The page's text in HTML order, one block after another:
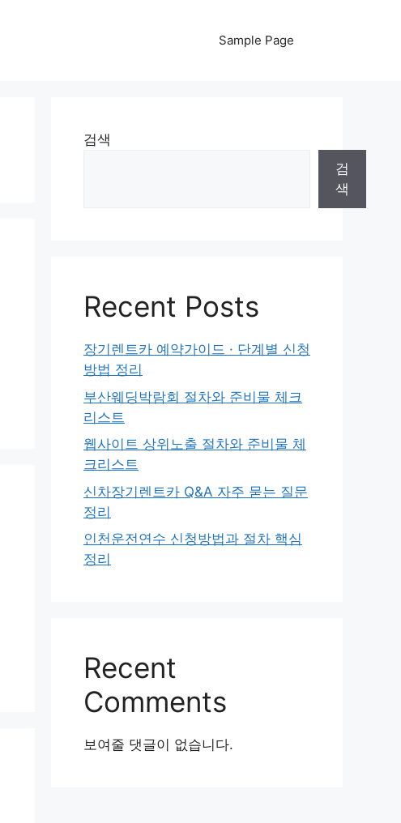
Sample Page
검색
검
색
Recent Posts
장기렌트카 예약가이드 · 단계별 신청
방법 정리
부산웨딩박람회 절차와 준비물 체크
리스트
웹사이트 상위노출 절차와 준비물 체
크리스트
신차장기렌트카 Q&A 자주 묻는 질문
정리
인천운전연수 신청방법과 절차 핵심
정리
Recent
Comments
보여줄 댓글이 없습니다.